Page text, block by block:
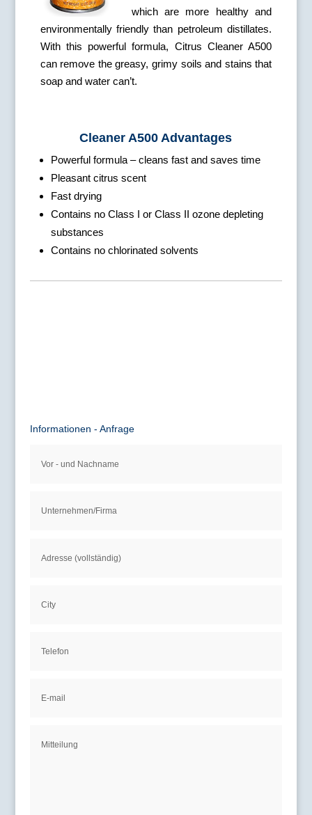
which are more healthy and
environmentally friendly than petroleum distillates.
With this powerful formula, Citrus Cleaner A500
can remove the greasy, grimy soils and stains that
soap and water can’t.
Cleaner A500 Advantages
Powerful formula – cleans fast and saves time
Pleasant citrus scent
Fast drying
Contains no Class I or Class II ozone depleting
substances
Contains no chlorinated solvents
Informationen - Anfrage